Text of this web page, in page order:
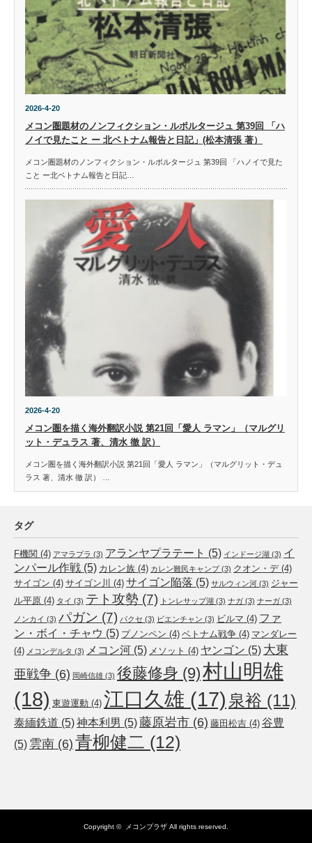
2026-4-20
メコン圏題材のノンフィクション・ルポルタージュ 第39回 「ハ
ノイで見たこと ー 北ベトナム報告と日記」(松本清張 著）
メコン圏題材のノンフィクション・ルポルタージュ 第39回 「ハノイで見た
こと ー北ベトナム報告と日記…
2026-4-20
メコン圏を描く海外翻訳小説 第21回「愛人 ラマン」（マルグリ
ット・デュラス 著、清水 徹 訳）
メコン圏を描く海外翻訳小説 第21回「愛人 ラマン」（マルグリット・デュ
ラス 著、清水 徹 訳） …
タグ
F機関 (4) アマラプラ (3) アランヤプラテート (5) インドージ湖 (3) イ
ンパール作戦 (5) カレン族 (4) カレン難民キャンプ(3) クオン・デ(4)
サイゴン (4) サイゴン川 (4) サイゴン陥落 (5) サルウィン河 (3) ジャー
ル平原 (4) タイ (3) テト攻勢 (7) トンレサップ湖 (3) ナガ (3) ナーガ (3)
ノンカイ (3) パガン (7) パクセ (3) ビエンチャン (3) ビルマ (4) ファ
ン・ボイ・チャウ (5) プノンペン (4) ベトナム戦争 (4) マンダレー
(4) メコンデルタ (3) メコン河 (5) メソット (4) ヤンゴン (5) 大東
亜戦争 (6) 岡崎信雄 (3) 後藤修身 (9)村山明雄
(18) 東遊運動 (4) 江口久雄 (17) 泉裕 (11)
泰緬鉄道 (5)神本利男 (5)藤原岩市 (6) 藤田松吉 (4) 谷豊
(5) 雲南 (6) 青柳健二 (12)
Copyright © メコンプラザ All rights reserved.